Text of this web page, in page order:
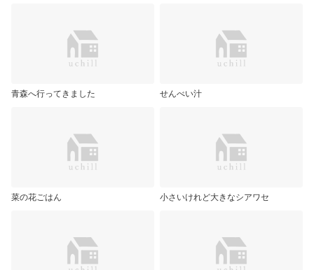
青森へ行ってきました せんべい汁
菜の花ごはん 小さいけれど大きなシアワセ